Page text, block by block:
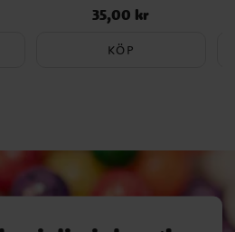
Pris:35,00 kr
35,00 kr
KÖP